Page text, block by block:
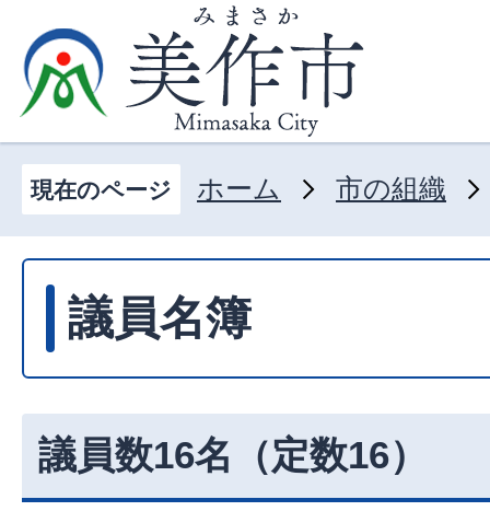
現在のページ ホーム 市の組織
議員名簿
議員数16名（定数16）